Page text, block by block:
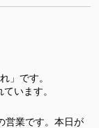
」です。
います。
営業です。本日が